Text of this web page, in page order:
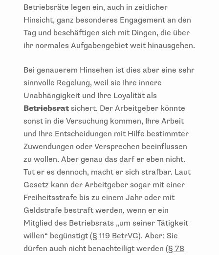
Betriebsräte legen ein, auch in zeitlicher
Hinsicht, ganz besonderes Engagement an den
Tag und beschäftigen sich mit Dingen, die über
ihr normales Aufgabengebiet weit hinausgehen.
Bei genauerem Hinsehen ist dies aber eine sehr
sinnvolle Regelung, weil sie Ihre innere
Unabhängigkeit und Ihre Loyalität als
Betriebsrat sichert. Der Arbeitgeber könnte
sonst in die Versuchung kommen, Ihre Arbeit
und Ihre Entscheidungen mit Hilfe bestimmter
Zuwendungen oder Versprechen beeinflussen
zu wollen. Aber genau das darf er eben nicht.
Tut er es dennoch, macht er sich strafbar. Laut
Gesetz kann der Arbeitgeber sogar mit einer
Freiheitsstrafe bis zu einem Jahr oder mit
Geldstrafe bestraft werden, wenn er ein
Mitglied des Betriebsrats „um seiner Tätigkeit
willen“ begünstigt (§ 119 BetrVG). Aber: Sie
dürfen auch nicht benachteiligt werden (§ 78